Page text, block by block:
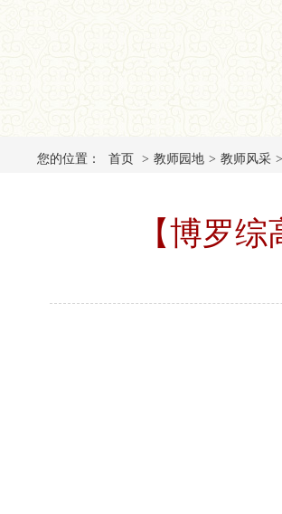
您的位置： 首页 > 教师园地 > 教师风采 >
【博罗